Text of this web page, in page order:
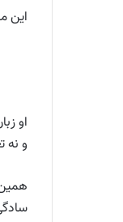
این
او
و نه